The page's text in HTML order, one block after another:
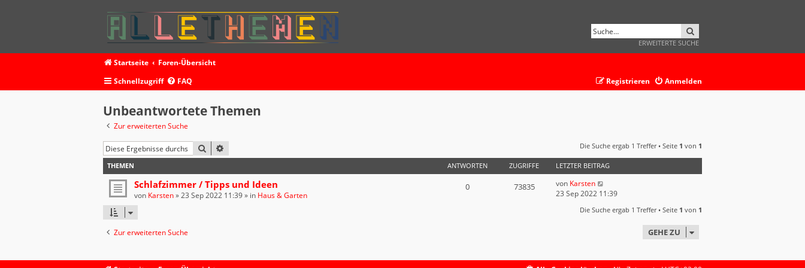
ERWEITERTE SUCHE
Startseite
Foren-Übersicht
Schnellzugriff
FAQ Anmelden
Registrieren
Unbeantwortete Themen
Zur erweiterten Suche
SUCHE Die Suche ergab 1 Treffer • Seite 1 von 1
THEMEN ANTWORTEN ZUGRIFFE LETZTER BEITRAG
Schlafzimmer / Tipps und Ideen
von Karsten»23 Sep 2022 11:39» in Haus & Garten
0 73835 von Karsten
23 Sep 2022 11:39
Die Suche ergab 1 Treffer • Seite 1 von 1
Zur erweiterten Suche GEHE ZU